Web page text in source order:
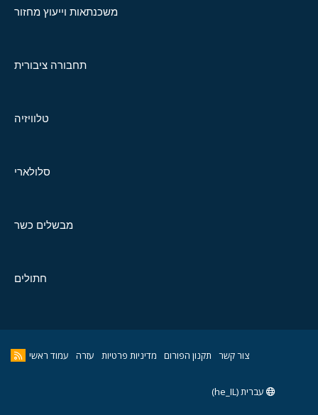
משכנתאות וייעוץ מחזור
תחבורה ציבורית
טלוויזיה
סלולארי
מבשלים כשר
חתולים
צור קשר תקנון הפורום מדיניות פרטיות עזרה עמוד ראשי
עברית (he_IL)